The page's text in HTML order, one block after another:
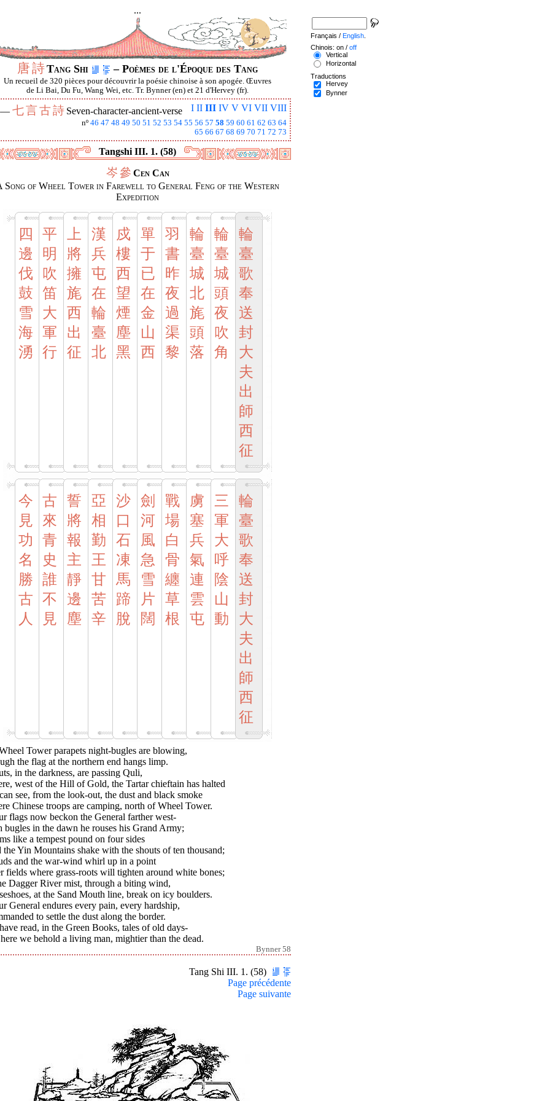
...
唐詩Tang Shi – Poèmes de l'Époque des Tang
Un recueil de 320 pièces pour découvrir la poésie chinoise à son apogée. Œuvres
de Li Bai, Du Fu, Wang Wei, etc. Tr. Bynner (en) et 21 d'Hervey (fr).
I II III IV V VI VII VIII
— 七言古詩 Seven-character-ancient-verse
nº 46 47 48 49 50 51 52 53 54 55 56 57 58 59 60 61 62 63 64
65 66 67 68 69 70 71 72 73
Tangshi III. 1. (58)
岑參 Cen Can
Song of Wheel Tower in Farewell to General Feng of the Western
Expedition
四
邊
伐
鼓
雪
海
湧
平
明
吹
笛
大
軍
行
上
將
擁
旄
西
出
征
漢
兵
屯
在
輪
臺
北
戍
樓
西
望
煙
塵
黑
單
于
已
在
金
山
西
羽
書
昨
夜
過
渠
黎
輪
臺
城
北
旄
頭
落
輪
臺
城
頭
夜
吹
角
輪
臺
歌
奉
送
封
大
夫
出
師
西
征
今
見
功
名
勝
古
人
古
來
青
史
誰
不
見
誓
將
報
主
靜
邊
塵
亞
相
勤
王
甘
苦
辛
沙
口
石
凍
馬
蹄
脫
劍
河
風
急
雪
片
闊
戰
場
白
骨
纏
草
根
虜
塞
兵
氣
連
雲
屯
三
軍
大
呼
陰
山
動
輪
臺
歌
奉
送
封
大
夫
出
師
西
征
Tower parapets night-bugles are blowing,
the flag at the northern end hangs limp.
in the darkness, are passing Quli,
west of the Hill of Gold, the Tartar chieftain has halted
see, from the look-out, the dust and black smoke
Chinese troops are camping, north of Wheel Tower.
flags now beckon the General farther west-
bugles in the dawn he rouses his Grand Army;
like a tempest pound on four sides
the Yin Mountains shake with the shouts of ten thousand;
and the war-wind whirl up in a point
fields where grass-roots will tighten around white bones;
Dagger River mist, through a biting wind,
at the Sand Mouth line, break on icy boulders.
General endures every pain, every hardship,
to settle the dust along the border.
read, in the Green Books, tales of old days-
we behold a living man, mightier than the dead.
Bynner 58
Tang Shi III. 1. (58)
Page précédente
Page suivante
Français / English
Chinois: on / off
Vertical
Horizontal
Traductions
Hervey
Bynner